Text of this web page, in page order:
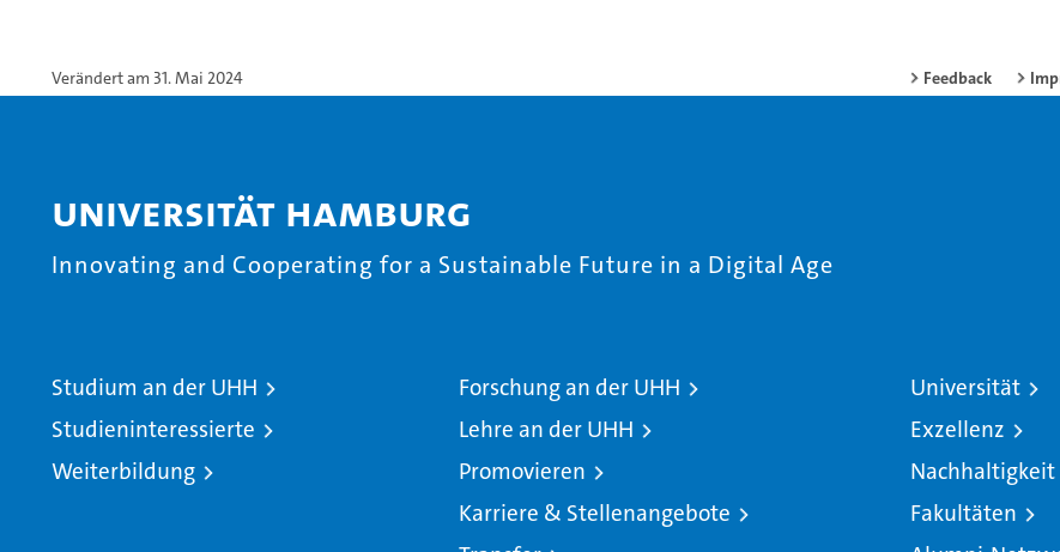
Verändert am 31. Mai 2024 Feedback
Universität Hamburg
Innovating and Cooperating for a Sustainable Future in a Digital Age
Studium an der UHH
Studieninteressierte
Weiterbildung
Forschung an der UHH
Lehre an der UHH
Promovieren
Karriere & Stellenangebote
Universität
Exzellenz
Nachhaltigkeit
Fakultäten